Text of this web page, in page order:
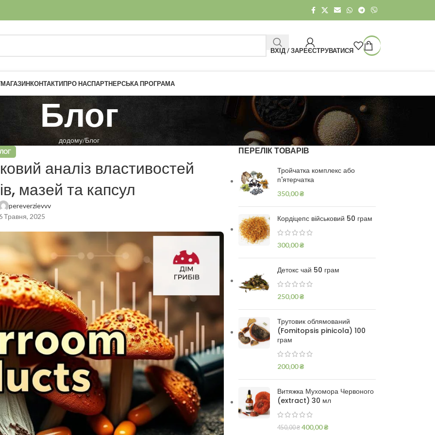
ВХІД / ЗАРЕЄСТРУВАТИСЯ
МАГАЗИНКОНТАКТИПРО НАСПАРТНЕРСЬКА ПРОГРАМА
Блог
додому Блог
аналіз властивостей
мазей та капсул
pereverzievvv
Травня, 2025
ПЕРЕЛІК ТОВАРІВ
Тройчатка комплекс або
п'ятерчатка
350,00₴
Кордіцепс військовий 50 грам
300,00₴
Детокс чай 50 грам
250,00₴
Трутовик облямований
(Fomitopsis pinicola) 100
грам
200,00₴
Витяжка Мухомора Червоного
(extract) 30 мл
450,00₴ 400,00₴